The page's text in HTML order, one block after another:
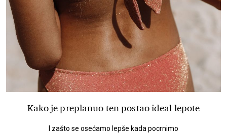
Kako je preplanuo ten postao ideal lepote
I zašto se osećamo lepše kada pocrnimo